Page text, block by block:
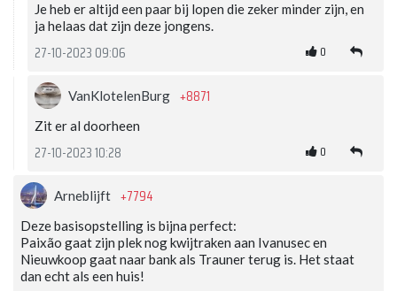
Je heb er altijd een paar bij lopen die zeker minder zijn, en
ja helaas dat zijn deze jongens.
27-10-2023 09:06 0
VanKlotelenBurg +8871
Zit er al doorheen
27-10-2023 10:28 0
Arneblijft +7794
Deze basisopstelling is bijna perfect:
Paixão gaat zijn plek nog kwijtraken aan Ivanusec en
Nieuwkoop gaat naar bank als Trauner terug is. Het staat
dan echt als een huis!